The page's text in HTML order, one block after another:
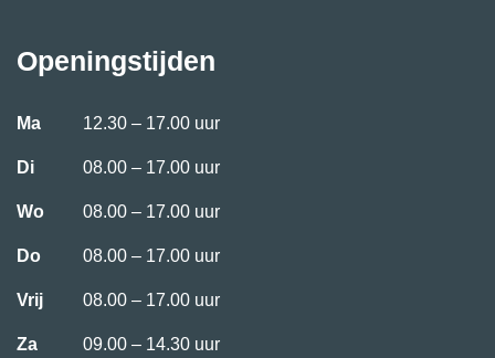
Openingstijden
Ma 12.30 – 17.00 uur
Di 08.00 – 17.00 uur
Wo 08.00 – 17.00 uur
Do 08.00 – 17.00 uur
Vrij 08.00 – 17.00 uur
Za 09.00 – 14.30 uur